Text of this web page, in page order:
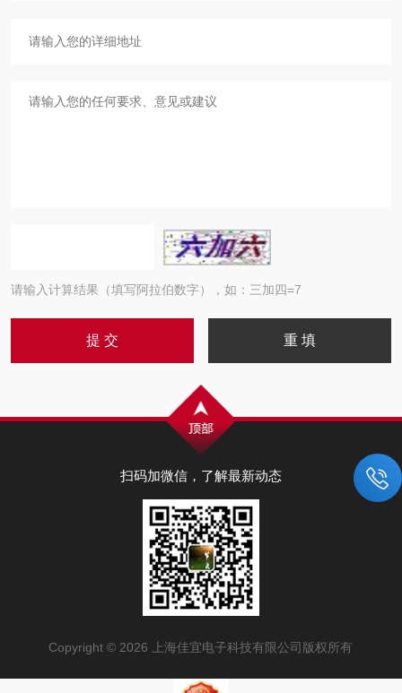
请输入计算结果（填写阿拉伯数字），如：三加四=7
扫码加微信，了解最新动态
Copyright © 2026 上海佳宜电子科技有限公司版权所有